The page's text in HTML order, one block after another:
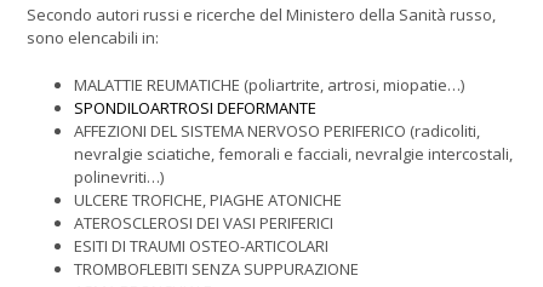
Secondo autori russi e ricerche del Ministero della Sanità russo,
sono elencabili in:
MALATTIE REUMATICHE (poliartrite, artrosi, miopatie…)
SPONDILOARTROSI DEFORMANTE
AFFEZIONI DEL SISTEMA NERVOSO PERIFERICO (radicoliti,
nevralgie sciatiche, femorali e facciali, nevralgie intercostali,
polinevriti…)
ULCERE TROFICHE, PIAGHE ATONICHE
ATEROSCLEROSI DEI VASI PERIFERICI
ESITI DI TRAUMI OSTEO-ARTICOLARI
TROMBOFLEBITI SENZA SUPPURAZIONE